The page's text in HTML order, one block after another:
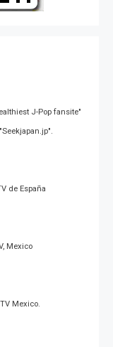
J-Pop fansite"
de España
Mexico
Mexico.